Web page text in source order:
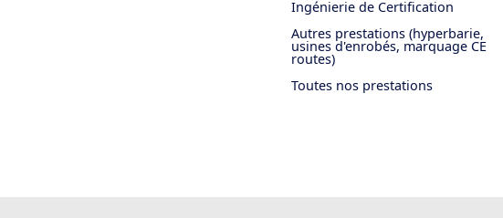
Ingénierie de Certification
Autres prestations (hyperbarie,
usines d'enrobés, marquage CE
routes)
Toutes nos prestations